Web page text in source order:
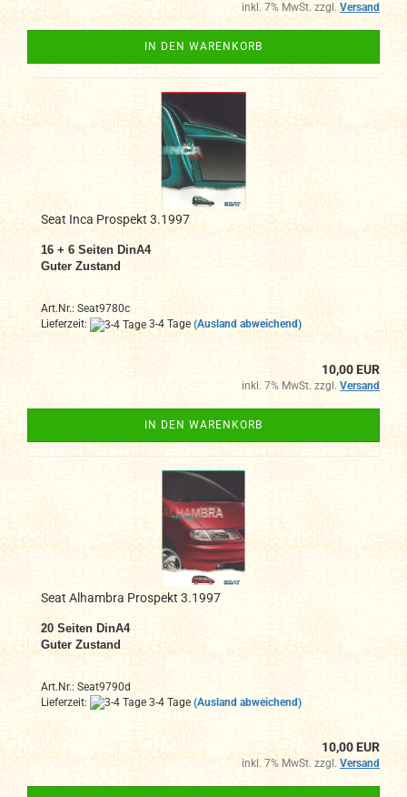
inkl. 7% MwSt. zzgl. Versand
IN DEN WARENKORB
Seat Inca Prospekt 3.1997
16 + 6 Seiten DinA4
Guter Zustand
Art.Nr.: Seat9780c
Lieferzeit:
3-4 Tage (Ausland abweichend)
10,00 EUR
inkl. 7% MwSt. zzgl. Versand
IN DEN WARENKORB
Seat Alhambra Prospekt 3.1997
20 Seiten DinA4
Guter Zustand
Art.Nr.: Seat9790d
Lieferzeit:
3-4 Tage (Ausland abweichend)
10,00 EUR
inkl. 7% MwSt. zzgl. Versand